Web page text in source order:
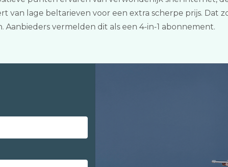
van lage beltarieven voor een extra scherpe prijs. Dat
vermelden dit als een 4-in-1 abonnement.